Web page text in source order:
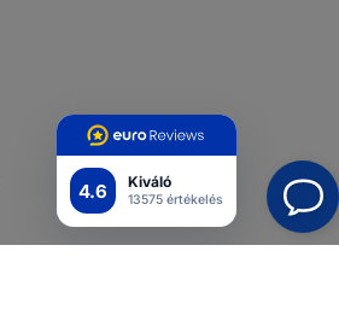
4.6 Kiváló
13575 értékelés